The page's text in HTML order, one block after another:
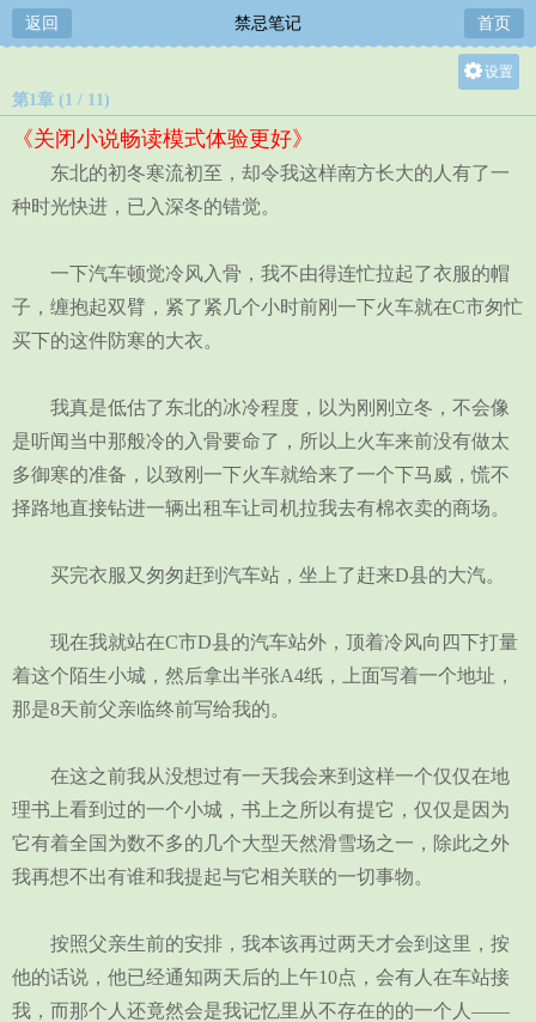
返回 禁忌笔记 首页
设置
中
第1章 (1 / 11)
《关闭小说畅读模式体验更好》
东北的初冬寒流初至，却令我这样南方长大的人有了一
种时光快进，已入深冬的错觉。
一下汽车顿觉冷风入骨，我不由得连忙拉起了衣服的帽
子，缠抱起双臂，紧了紧几个小时前刚一下火车就在C市匆忙
买下的这件防寒的大衣。
我真是低估了东北的冰冷程度，以为刚刚立冬，不会像
是听闻当中那般冷的入骨要命了，所以上火车来前没有做太
多御寒的准备，以致刚一下火车就给来了一个下马威，慌不
择路地直接钻进一辆出租车让司机拉我去有棉衣卖的商场。
买完衣服又匆匆赶到汽车站，坐上了赶来D县的大汽。
现在我就站在C市D县的汽车站外，顶着冷风向四下打量
着这个陌生小城，然后拿出半张A4纸，上面写着一个地址，
那是8天前父亲临终前写给我的。
在这之前我从没想过有一天我会来到这样一个仅仅在地
理书上看到过的一个小城，书上之所以有提它，仅仅是因为
它有着全国为数不多的几个大型天然滑雪场之一，除此之外
我再想不出有谁和我提起与它相关联的一切事物。
按照父亲生前的安排，我本该再过两天才会到这里，按
他的话说，他已经通知两天后的上午10点，会有人在车站接
我，而那个人还竟然会是我记忆里从不存在的的一个人——